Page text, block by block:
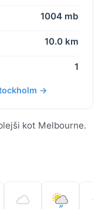
1004 mb
10.0 km
1
→
kot Melbourne.